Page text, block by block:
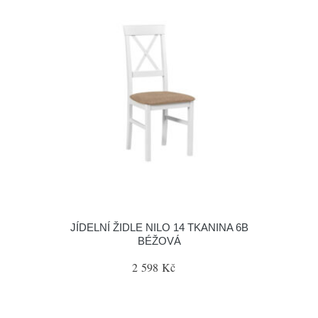
JÍDELNÍ ŽIDLE NILO 14 TKANINA 6B
BÉŽOVÁ
2 598 Kč